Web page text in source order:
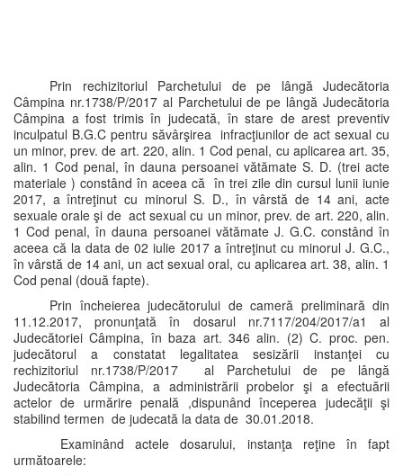
Prin rechizitoriul Parchetului de pe lângă Judecătoria
Câmpina nr.1738/P/2017 al Parchetului de pe lângă Judecătoria
Câmpina a fost trimis în judecată, în stare de arest preventiv
inculpatul B.G.C pentru săvârşirea infracţiunilor de act sexual cu
un minor, prev. de art. 220, alin. 1 Cod penal, cu aplicarea art. 35,
alin. 1 Cod penal, în dauna persoanei vătămate S. D. (trei acte
materiale ) constând în aceea că în trei zile din cursul lunii iunie
2017, a întreţinut cu minorul S. D., în vârstă de 14 ani, acte
sexuale orale şi de act sexual cu un minor, prev. de art. 220, alin.
1 Cod penal, în dauna persoanei vătămate J. G.C. constând în
aceea că la data de 02 iulie 2017 a întreţinut cu minorul J. G.C.,
în vârstă de 14 ani, un act sexual oral, cu aplicarea art. 38, alin. 1
Cod penal (două fapte).
Prin încheierea judecătorului de cameră preliminară din
11.12.2017, pronunţată în dosarul nr.7117/204/2017/a1 al
Judecătoriei Câmpina, în baza art. 346 alin. (2) C. proc. pen.
judecătorul a constatat legalitatea sesizării instanţei cu
rechizitoriul nr.1738/P/2017 al Parchetului de pe lângă
Judecătoria Câmpina, a administrării probelor şi a efectuării
actelor de urmărire penală ,dispunând începerea judecăţii şi
stabilind termen de judecată la data de 30.01.2018.
Examinând actele dosarului, instanţa reţine în fapt
următoarele: